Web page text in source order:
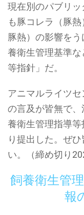
現在別のパブリ
も豚コレラ（豚
豚熱）の影響を
養衛生管理基準
等指針」だ。
アニマルライツ
の言及が皆無で
養衛生管理指導
り提出した。ぜ
い。（締め切り
飼養衛生管
報